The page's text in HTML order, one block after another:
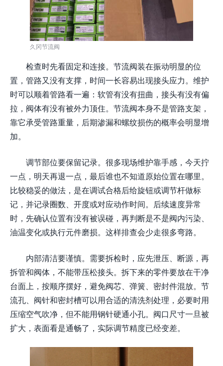
久冈节流阀
检查时先看固定和连接。节流阀装在振动明显的位
置，管路又没有支撑，时间一长容易出现接头应力。维护
时可以顺着管路看一遍：软管有没有扭曲，接头有没有偏
拉，阀体有没有被外力顶住。节流阀本身不是管路支架，
靠它承受管路重量，后期渗漏和螺纹损伤的概率会明显增
加。
调节部位要保留记录。很多现场维护靠手感，今天拧
一点，明天再退一点，最后谁也不知道原始位置在哪里。
比较稳妥的做法，是在调试合格后给旋钮或调节杆做标
记，并记录圈数、开度或对应动作时间。后续速度异常
时，先确认位置有没有被误碰，再判断是不是阀内污染、
油温变化或执行元件磨损。这样排查会少走很多弯路。
内部清洁要谨慎。需要拆检时，应先泄压、断源，再
拆管和阀体，不能带压松接头。拆下来的零件要放在干净
台面上，按顺序摆好，避免阀芯、弹簧、密封件混放。节
流孔、阀针和密封槽可以用合适的清洗剂处理，必要时用
压缩空气吹净，但不能用钢针硬通小孔。阀口尺寸一旦被
扩大，表面看是通畅了，实际调节精度已经变差。